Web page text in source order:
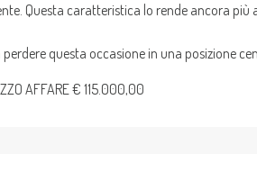
Questa caratteristica lo rende ancora
perdere questa occasione in una posizione
AFFARE € 115.000,00